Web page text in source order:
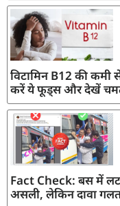
विटामिन B12 की कमी
करें ये फूड्स और देखें
Fact Check: बस में
असली, लेकिन दावा